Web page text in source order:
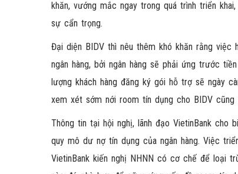
khăn, vướng mắc ngay trong quá trình triển
sự cẩn trọng.
Đại diện BIDV thì nêu thêm khó khăn rằng việc
ngân hàng, bởi ngân hàng sẽ phải ứng trước
lượng khách hàng đăng ký gói hỗ trợ sẽ ngày
xem xét sớm nới room tín dụng cho BIDV
Thông tin tại hội nghị, lãnh đạo VietinBank
quy mô dư nợ tín dụng của ngân hàng. Việc
VietinBank kiến nghị NHNN có cơ chế để loại